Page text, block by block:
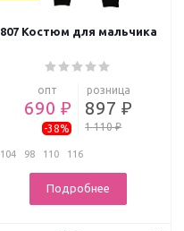
807 Костюм для мальчика
опт
690 ₽
-38%
розница
897 ₽
1 110 ₽
104 98 110 116
Подробнее